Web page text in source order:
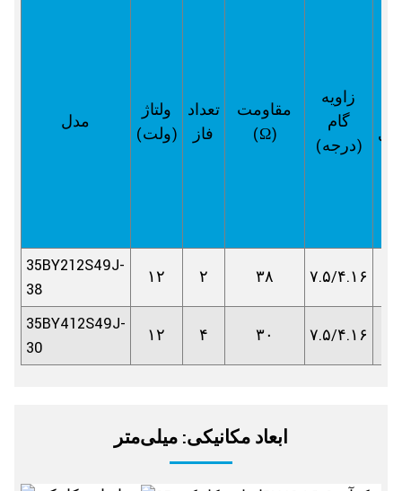
مدل
ولتاژ
(ولت)
تعداد
فاز
مقاومت
(Ω)
زاویه
گام
(درجه)
35BY212S49J-
38
۱۲ ۲ ۳۸ ۷.۵/۴.۱۶
35BY412S49J-
30
۱۲ ۴ ۳۰ ۷.۵/۴.۱۶
ابعاد مکانیکی: میلی‌متر